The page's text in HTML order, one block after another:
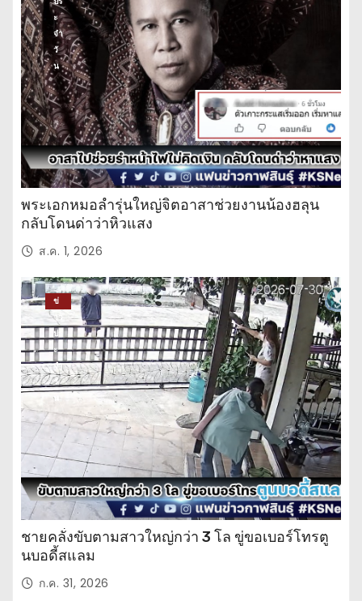
ะ
จำ
วั
น
พระเอกหมอลำรุ่นใหญ่จิตอาสาช่วยงานน้องฮลุน
กลับโดนด่าว่าหิวแสง
ส.ค. 1, 2026
ข่
าว
ปร
ะ
จำ
วั
น
ชายคลั่งขับตามสาวใหญ่กว่า 3 โล ขู่ขอเบอร์โทรตู
นบอดี้สแลม
ก.ค. 31, 2026